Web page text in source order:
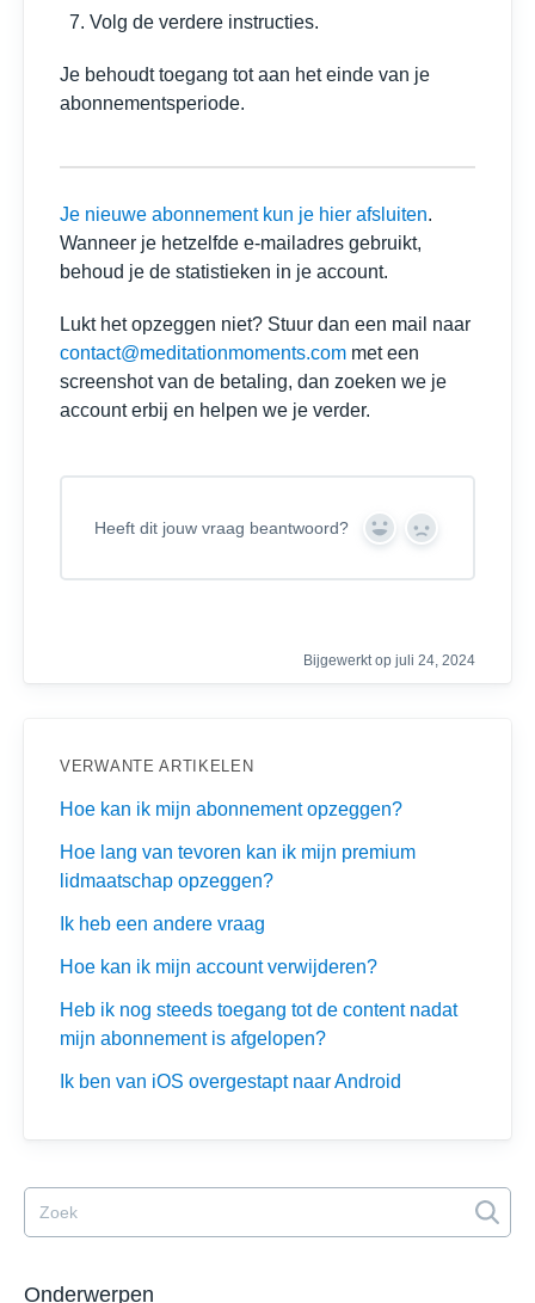
Volg de verdere instructies.
Je behoudt toegang tot aan het einde van je
abonnementsperiode.
Je nieuwe abonnement kun je hier afsluiten.
Wanneer je hetzelfde e-mailadres gebruikt,
behoud je de statistieken in je account.
Lukt het opzeggen niet? Stuur dan een mail naar
contact@meditationmoments.com met een
screenshot van de betaling, dan zoeken we je
account erbij en helpen we je verder.
Heeft dit jouw vraag beantwoord?
Y
s
N
Bijgewerkt op juli 24, 2024
VERWANTE ARTIKELEN
Hoe kan ik mijn abonnement opzeggen?
Hoe lang van tevoren kan ik mijn premium
lidmaatschap opzeggen?
Ik heb een andere vraag
Hoe kan ik mijn account verwijderen?
Heb ik nog steeds toegang tot de content nadat
mijn abonnement is afgelopen?
Ik ben van iOS overgestapt naar Android
Onderwerpen